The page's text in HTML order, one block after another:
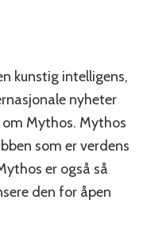
kunstig intelligens,
nyheter
Mythos. Mythos
som er verdens
er også så
den for åpen